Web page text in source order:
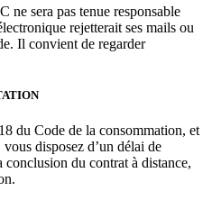
sera pas tenue responsable
rejetterait ses mails ou
Il convient de regarder
du Code de la consommation, et
disposez d’un délai de
du contrat à distance,